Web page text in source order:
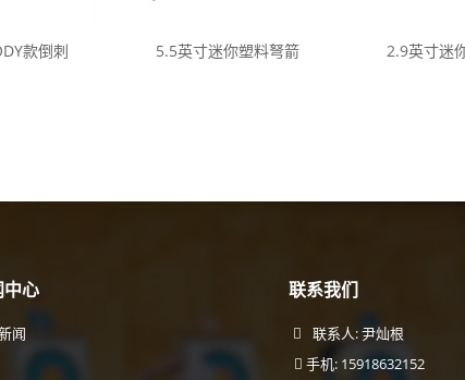
款倒刺 5.5英寸迷你塑料弩箭 2.9英寸迷
心
闻
联系我们
联系人: 尹灿根
手机: 15918632152